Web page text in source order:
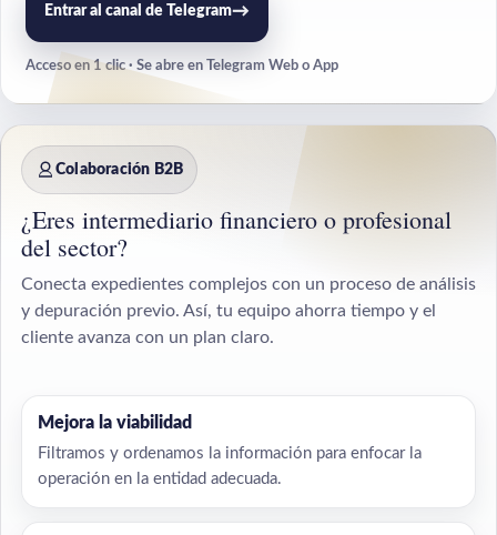
Entrar al canal de Telegram→
Acceso en 1 clic · Se abre en Telegram Web o App
Colaboración B2B
¿Eres intermediario financiero o profesional
del sector?
Conecta expedientes complejos con un proceso de análisis
y depuración previo. Así, tu equipo ahorra tiempo y el
cliente avanza con un plan claro.
Mejora la viabilidad
Filtramos y ordenamos la información para enfocar la
operación en la entidad adecuada.